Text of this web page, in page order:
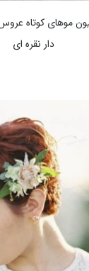
موهای کوتاه
دار نقره ای